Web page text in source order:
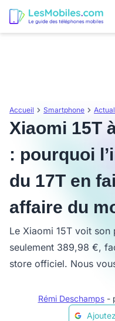
Accueil Smartphone
Xiaomi 15T
: pourquoi
du 17T en
affaire du
Le Xiaomi 15T voit son
seulement 389,98 €,
store officiel. Nous
Rémi Deschamps -